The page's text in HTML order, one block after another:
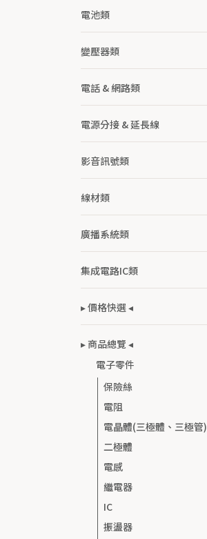
電池類
變壓器類
電話 & 網路類
電源分接 & 延長線
影音訊號類
線材類
廣播系統類
集成電路IC類
▸ 價格快選 ◂
▸ 商品總覽 ◂
電子零件
保險絲
電阻
電晶體(三極體、三極管)
二極體
電感
繼電器
IC
振盪器